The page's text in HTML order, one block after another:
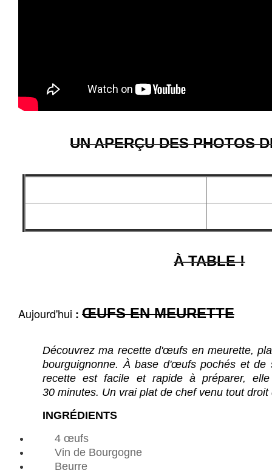
UN APERÇU DES PHOTOS
À TABLE !
Aujourd'hui : ŒUFS EN MEURETTE
Découvrez ma recette d'œufs en meurette,
bourguignonne. À base d'œufs pochés et de
recette est facile et rapide à préparer,
30 minutes. Un vrai plat de chef venu tout
INGRÉDIENTS
4 œufs
Vin de Bourgogne
Beurre